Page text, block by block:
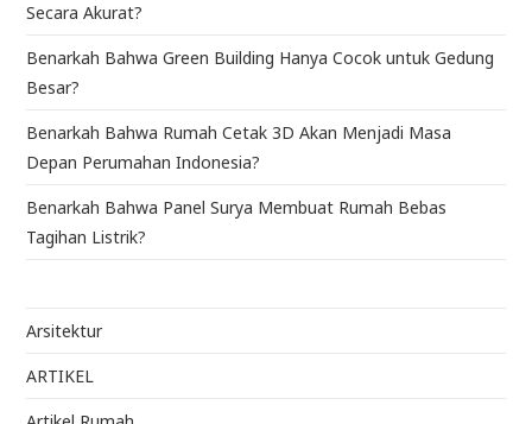
Secara Akurat?
Benarkah Bahwa Green Building Hanya Cocok untuk Gedung
Besar?
Benarkah Bahwa Rumah Cetak 3D Akan Menjadi Masa
Depan Perumahan Indonesia?
Benarkah Bahwa Panel Surya Membuat Rumah Bebas
Tagihan Listrik?
Arsitektur
ARTIKEL